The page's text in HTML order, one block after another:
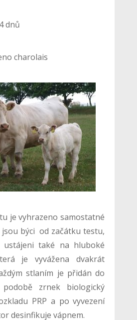
dnů
charolais
je vyhrazeno samostatné
jsou býci od začátku testu,
také na hluboké
je vyvážena dvakrát
stlaním je přidán do
zrnek biologický
PRP a po vyvezení
desinfikuje vápnem.